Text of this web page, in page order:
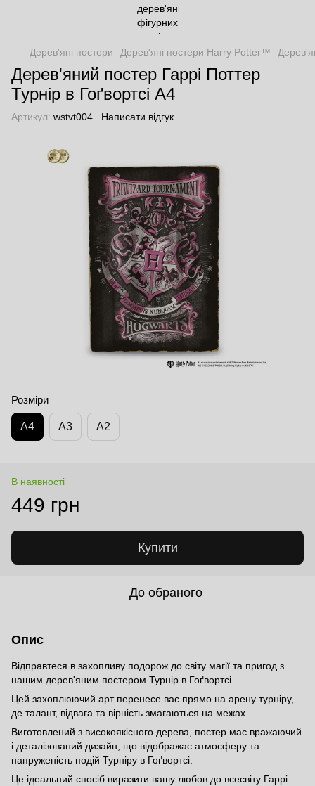
Дерев'яні постери Дерев'яні постери Harry Potter™
Дерев'яний постер Гаррі Поттер
Турнір в Гоґвортсі А4
Артикул: wstvt004 Написати відгук
Розміри
А4 А3 А2
В наявності
449 грн
Купити
До обраного
Опис
Відправтеся в захопливу подорож до світу магії та пригод з
нашим дерев'яним постером Турнір в Гоґвортсі.
Цей захоплюючий арт перенесе вас прямо на арену турніру,
де талант, відвага та вірність змагаються на межах.
Виготовлений з високоякісного дерева, постер має вражаючий
і деталізований дизайн, що відображає атмосферу та
напруженість подій Турніру в Гоґвортсі.
Це ідеальний спосіб виразити вашу любов до всесвіту Гаррі